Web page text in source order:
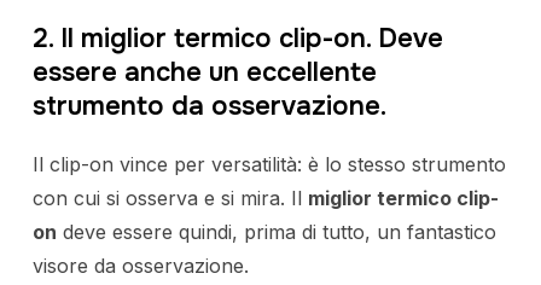
2. Il miglior termico clip-on. Deve
essere anche un eccellente
strumento da osservazione.
Il clip-on vince per versatilità: è lo stesso strumento
con cui si osserva e si mira. Il miglior termico clip-
on deve essere quindi, prima di tutto, un fantastico
visore da osservazione.